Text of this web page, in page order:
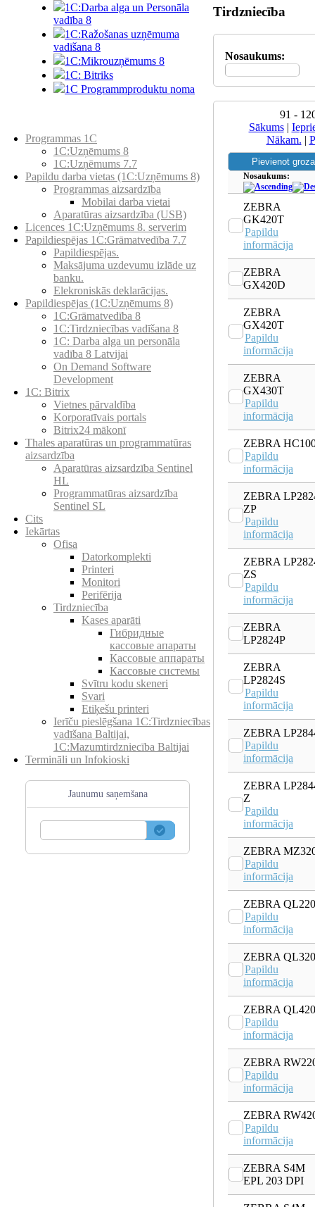
1C:Darba alga un Personāla
vadība 8
1C:Ražošanas uzņēmuma
vadīšana 8
1С:Мikrouzņēmums 8
1C: Bitriks
1C Programmproduktu noma
Programmas 1C
1C:Uzņēmums 8
1C:Uzņēmums 7.7
Papildu darba vietas (1C:Uzņēmums 8)
Programmas aizsardzība
Mobilai darba vietai
Aparatūras aizsardzība (USB)
Licences 1C:Uzņēmums 8. serverim
Papildiespējas 1C:Grāmatvedība 7.7
Papildiespējas.
Maksājuma uzdevumu izlāde uz
banku.
Elekroniskās deklarācijas.
Papildiespējas (1C:Uzņēmums 8)
1C:Grāmatvedība 8
1C:Tirdzniecības vadīšana 8
1С: Darba alga un personāla
vadība 8 Latvijai
On Demand Software
Development
1C: Bitrix
Vietnes pārvaldība
Korporatīvais portals
Bitrix24 mākonī
Thales aparatūras un programmatūras
aizsardzība
Aparatūras aizsardzība Sentinel
HL
Programmatūras aizsardzība
Sentinel SL
Cits
Iekārtas
Ofisa
Datorkomplekti
Printeri
Monitori
Perifērija
Tirdzniecība
Kases aparāti
Гибридные
кассовые апараты
Кассовые аппараты
Кассовые системы
Svītru kodu skeneri
Svari
Etiķešu printeri
Ierīču pieslēgšana 1C:Tirdzniecības
vadīšana Baltijai,
1C:Mazumtirdzniecība Baltijai
Termināli un Infokioski
Jaunumu saņemšana
Tirdzniecība
Nosaukums:
91 -
Sākums|
Nākam. |
Nosaukums:
ZEBRA
GK420T
Papildu
informācija
ZEBRA
GX420D
ZEBRA
GX420T
Papildu
informācija
ZEBRA
GX430T
Papildu
informācija
ZEBRA
Papildu
informācija
ZEBRA
ZP
Papildu
informācija
ZEBRA
ZS
Papildu
informācija
ZEBRA
LP2824P
ZEBRA
LP2824S
Papildu
informācija
ZEBRA
Papildu
informācija
ZEBRA
Z
Papildu
informācija
ZEBRA
Papildu
informācija
ZEBRA QL220
Papildu
informācija
ZEBRA QL320
Papildu
informācija
ZEBRA QL420
Papildu
informācija
ZEBRA
Papildu
informācija
ZEBRA
Papildu
informācija
ZEBRA S4M
EPL 203 DPI